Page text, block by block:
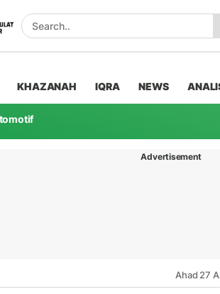
KHAZANAH IQRA NEWS
Advertisement
Ahad 27